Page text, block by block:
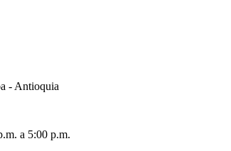
- Antioquia
a 5:00 p.m.